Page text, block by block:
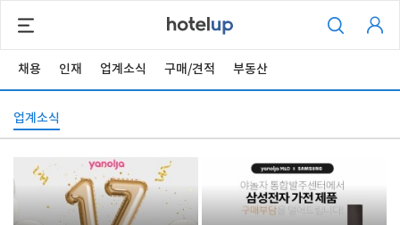
채용 인재 업계소식 구매/견적 부동산
업계소식